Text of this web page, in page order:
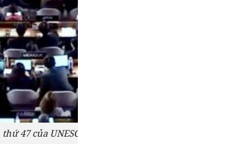
47 của UNESCO ở thủ đô Paris (Pháp) ngày 12/7/2025.